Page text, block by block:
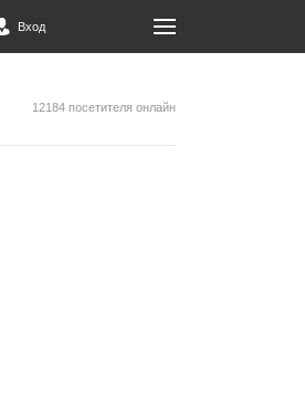
Вход
12184 посетителя онлайн